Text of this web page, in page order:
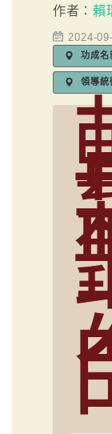
作者：賴
2024-
功成名
領導統